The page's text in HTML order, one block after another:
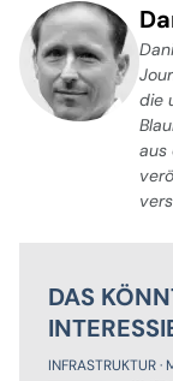
die
aus
DAS
INFRASTRUKTUR